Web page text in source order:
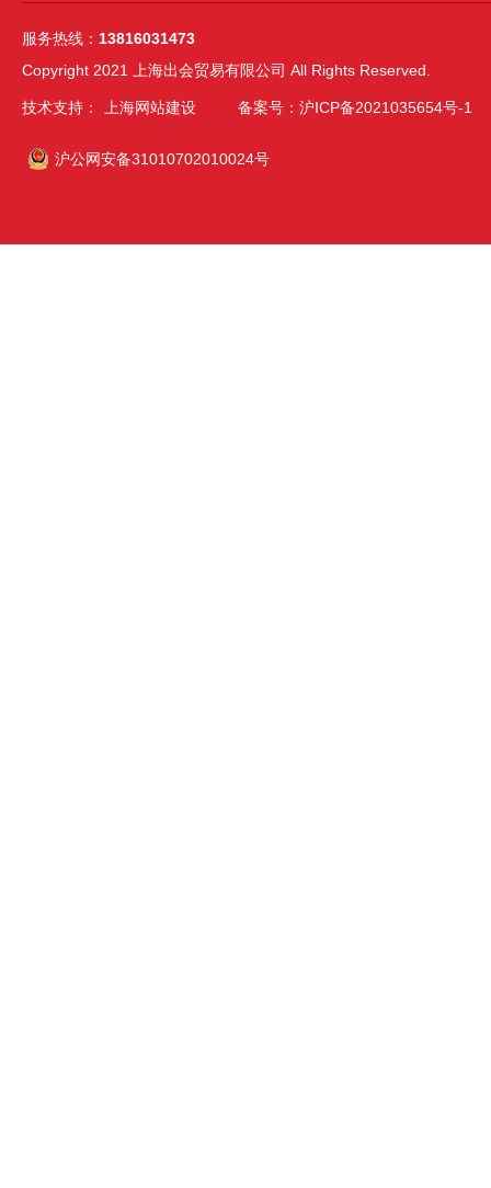
服务热线： 13816031473
Copyright 2021 上海出会贸易有限公司 All Rights Reserved.
技术支持： 上海网站建设 备案号：沪ICP备2021035654号-1
沪公网安备31010702010024号